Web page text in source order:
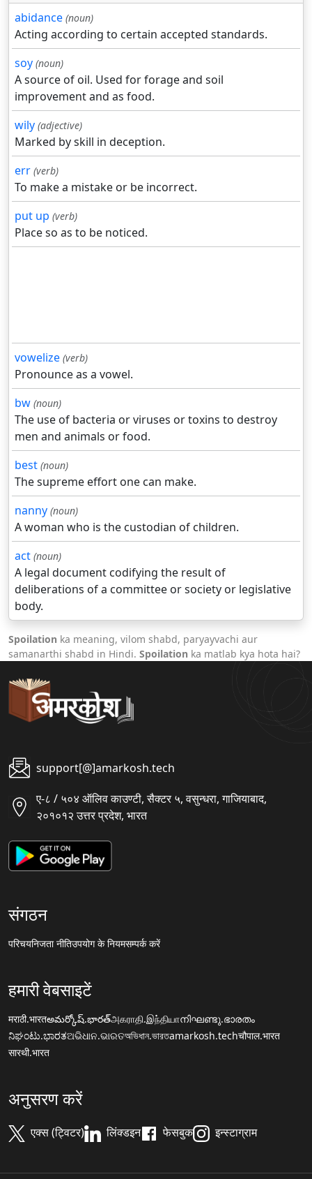
abidance (noun)
Acting according to certain accepted standards.
soy (noun)
A source of oil. Used for forage and soil
improvement and as food.
wily (adjective)
Marked by skill in deception.
err (verb)
To make a mistake or be incorrect.
put up (verb)
Place so as to be noticed.
vowelize (verb)
Pronounce as a vowel.
bw (noun)
The use of bacteria or viruses or toxins to destroy
men and animals or food.
best (noun)
The supreme effort one can make.
nanny (noun)
A woman who is the custodian of children.
act (noun)
A legal document codifying the result of
deliberations of a committee or society or legislative
body.
Spoilation ka meaning, vilom shabd, paryayvachi aur
samanarthi shabd in Hindi. Spoilation ka matlab kya hota hai?
support[@]amarkosh.tech
ए-८ / ५०४ ऑलिव काउण्टी, सैक्टर ५, वसुन्धरा, गाजियाबाद,
२०१०१२ उत्तर प्रदेश, भारत
संगठन
परिचयनिजता नीतिउपयोग के नियमसम्पर्क करें
हमारी वेबसाइटें
मराठी.भारतఅమర్కోష్.భారత్அகராதி.இந்தியாനിഘണ്ടു.ഭാരതം
ನಿಘಂಟು.ಭಾರತଅଭିଧାନ.ଭାରତঅভিধান.ভারতamarkosh.techचौपाल.भारत
सारथी.भारत
अनुसरण करें
एक्स (ट्विटर) लिंक्डइन फेसबुक इन्स्टाग्राम